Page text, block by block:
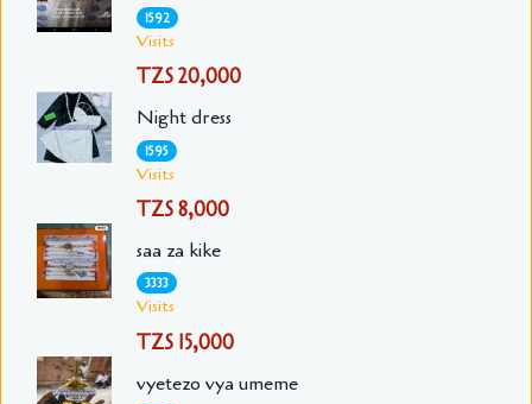
1592
Visits
TZS 20,000
Night dress
1595
Visits
TZS 8,000
saa za kike
3333
Visits
TZS 15,000
vyetezo vya umeme